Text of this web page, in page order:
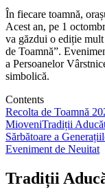
În fiecare toamnă,
Acest an, pe 1
va găzdui o ediție
de Toamnă”.
a Persoanelor
simbolică.
Contents
Recolta de Toamnă
MioveniTradiții
Sărbătoare a
Eveniment de Neuitat
Tradiții